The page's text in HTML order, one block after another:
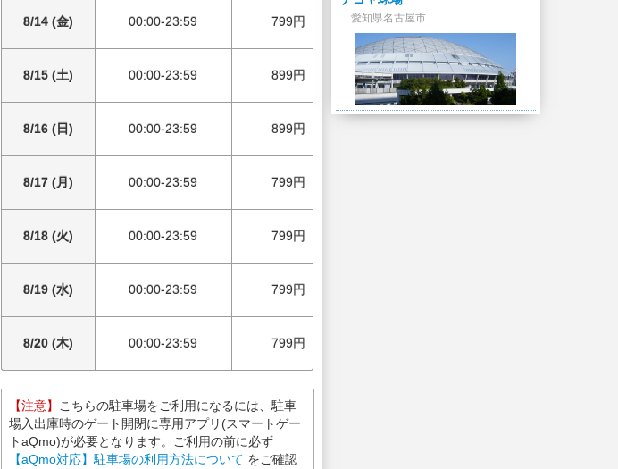
8/14 (金) 00:00-23:59 799円
8/15 (土) 00:00-23:59 899円
8/16 (日) 00:00-23:59 899円
8/17 (月) 00:00-23:59 799円
8/18 (火) 00:00-23:59 799円
8/19 (水) 00:00-23:59 799円
8/20 (木) 00:00-23:59 799円
【注意】 こちらの駐車場をご利用になるには、駐車
場入出庫時のゲート開閉に専用アプリ(スマートゲー
トaQmo)が必要となります。ご利用の前に必ず
【aQmo対応】駐車場の利用方法について をご確認
愛知県名古屋市